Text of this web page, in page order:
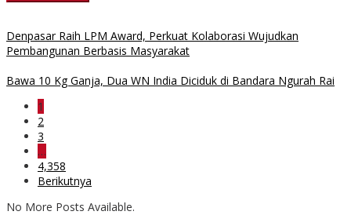
Denpasar Raih LPM Award, Perkuat Kolaborasi Wujudkan
Pembangunan Berbasis Masyarakat
Bawa 10 Kg Ganja, Dua WN India Diciduk di Bandara Ngurah Rai
1
2
3
…
4,358
Berikutnya
No More Posts Available.